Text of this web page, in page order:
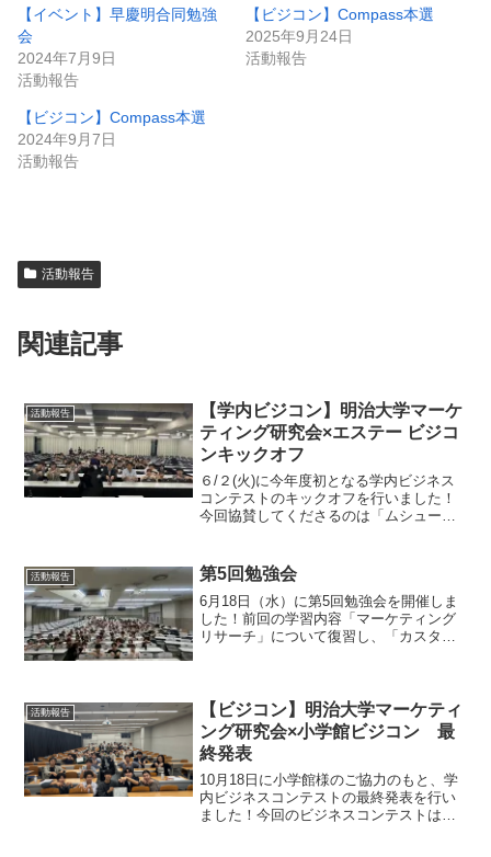
【イベント】早慶明合同勉強
会
2024年7月9日
活動報告
【ビジコン】Compass本選
2025年9月24日
活動報告
【ビジコン】Compass本選
2024年9月7日
活動報告
活動報告
関連記事
活動報告
【学内ビジコン】明治大学マーケ
ティング研究会×エステー ビジコ
ンキックオフ
６/２(火)に今年度初となる学内ビジネス
コンテストのキックオフを行いました！
今回協賛してくださるのは「ムシュー
お題は…「20代から40代の生活シーンで
脱臭炭の圧倒的な脱...
活動報告 第5回勉強会
6月18日（水）に第5回勉強会を開催しま
した！前回の学習内容「マーケティング
リサーチ」について復習し、「カスタマ
馬場優蔵さんでした！...
活動報告
【ビジコン】明治大学マーケティ
ング研究会×小学館ビジコン 最
終発表
10月18日に小学館様のご協力のもと、学
内ビジネスコンテストの最終発表を行い
ました！今回のビジネスコンテストは